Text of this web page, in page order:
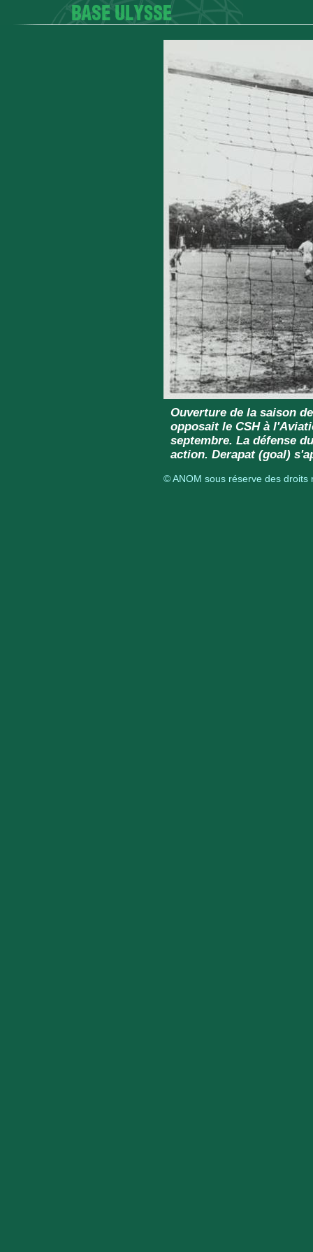
Ouverture de la saison
opposait le CSH à
septembre. La défense
action. Derapat (goal)
© ANOM sous réserve des